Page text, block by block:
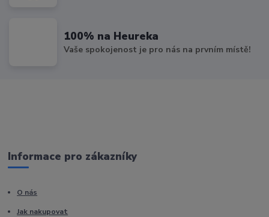
100% na Heureka
Vaše spokojenost je pro nás na prvním místě!
Informace pro zákazníky
O nás
Jak nakupovat